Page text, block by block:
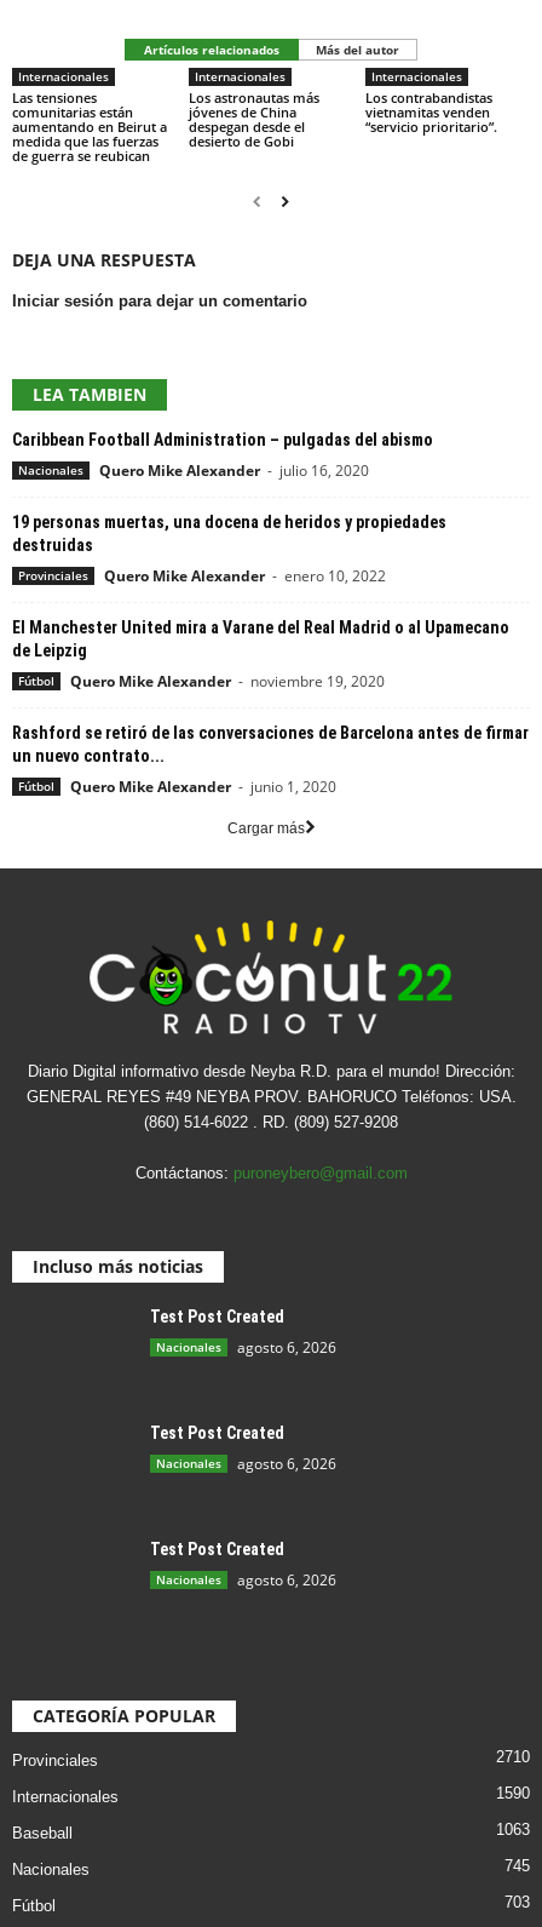
Artículos relacionados
Más del autor
Internacionales
Las tensiones
comunitarias están
aumentando en Beirut a
medida que las fuerzas
de guerra se reubican
Internacionales
Los astronautas más
jóvenes de China
despegan desde el
desierto de Gobi
Internacionales
Los contrabandistas
vietnamitas venden
“servicio prioritario”.
DEJA UNA RESPUESTA
Iniciar sesión para dejar un comentario
LEA TAMBIEN
Caribbean Football Administration – pulgadas del abismo
Nacionales Quero Mike Alexander - julio 16, 2020
19 personas muertas, una docena de heridos y propiedades
destruidas
Provinciales Quero Mike Alexander - enero 10, 2022
El Manchester United mira a Varane del Real Madrid o al Upamecano
de Leipzig
Fútbol Quero Mike Alexander - noviembre 19, 2020
Rashford se retiró de las conversaciones de Barcelona antes de firmar
un nuevo contrato...
Fútbol Quero Mike Alexander - junio 1, 2020
Cargar más
Diario Digital informativo desde Neyba R.D. para el mundo! Dirección:
GENERAL REYES #49 NEYBA PROV. BAHORUCO Teléfonos: USA.
(860) 514-6022 . RD. (809) 527-9208
Contáctanos: puroneybero@gmail.com
Incluso más noticias
Test Post Created
Nacionales agosto 6, 2026
Test Post Created
Nacionales agosto 6, 2026
Test Post Created
Nacionales agosto 6, 2026
CATEGORÍA POPULAR
Provinciales 2710
Internacionales 1590
Baseball 1063
Nacionales 745
Fútbol 703